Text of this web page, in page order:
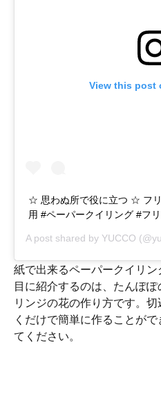
View this post
☆ 思わぬ所で役に立つ ☆ フ
用 #ペーパークイリング #フ
A post shared by YUCCO
紙で出来るペーパークイリ
目に紹介するのは、たんぽ
リンジの花の作り方です。
くだけで簡単に作ることが
てください。